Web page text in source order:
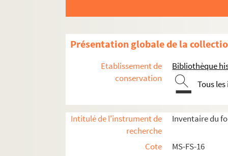
Présentation globale de la
Etablissement de
conservation
Bibliothèque
Tous
Intitulé de l'instrument de
recherche
Inventaire du
Cote
MS-FS-16